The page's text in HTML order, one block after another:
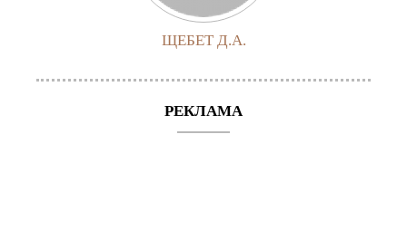
ЩЕБЕТ Д.А.
РЕКЛАМА